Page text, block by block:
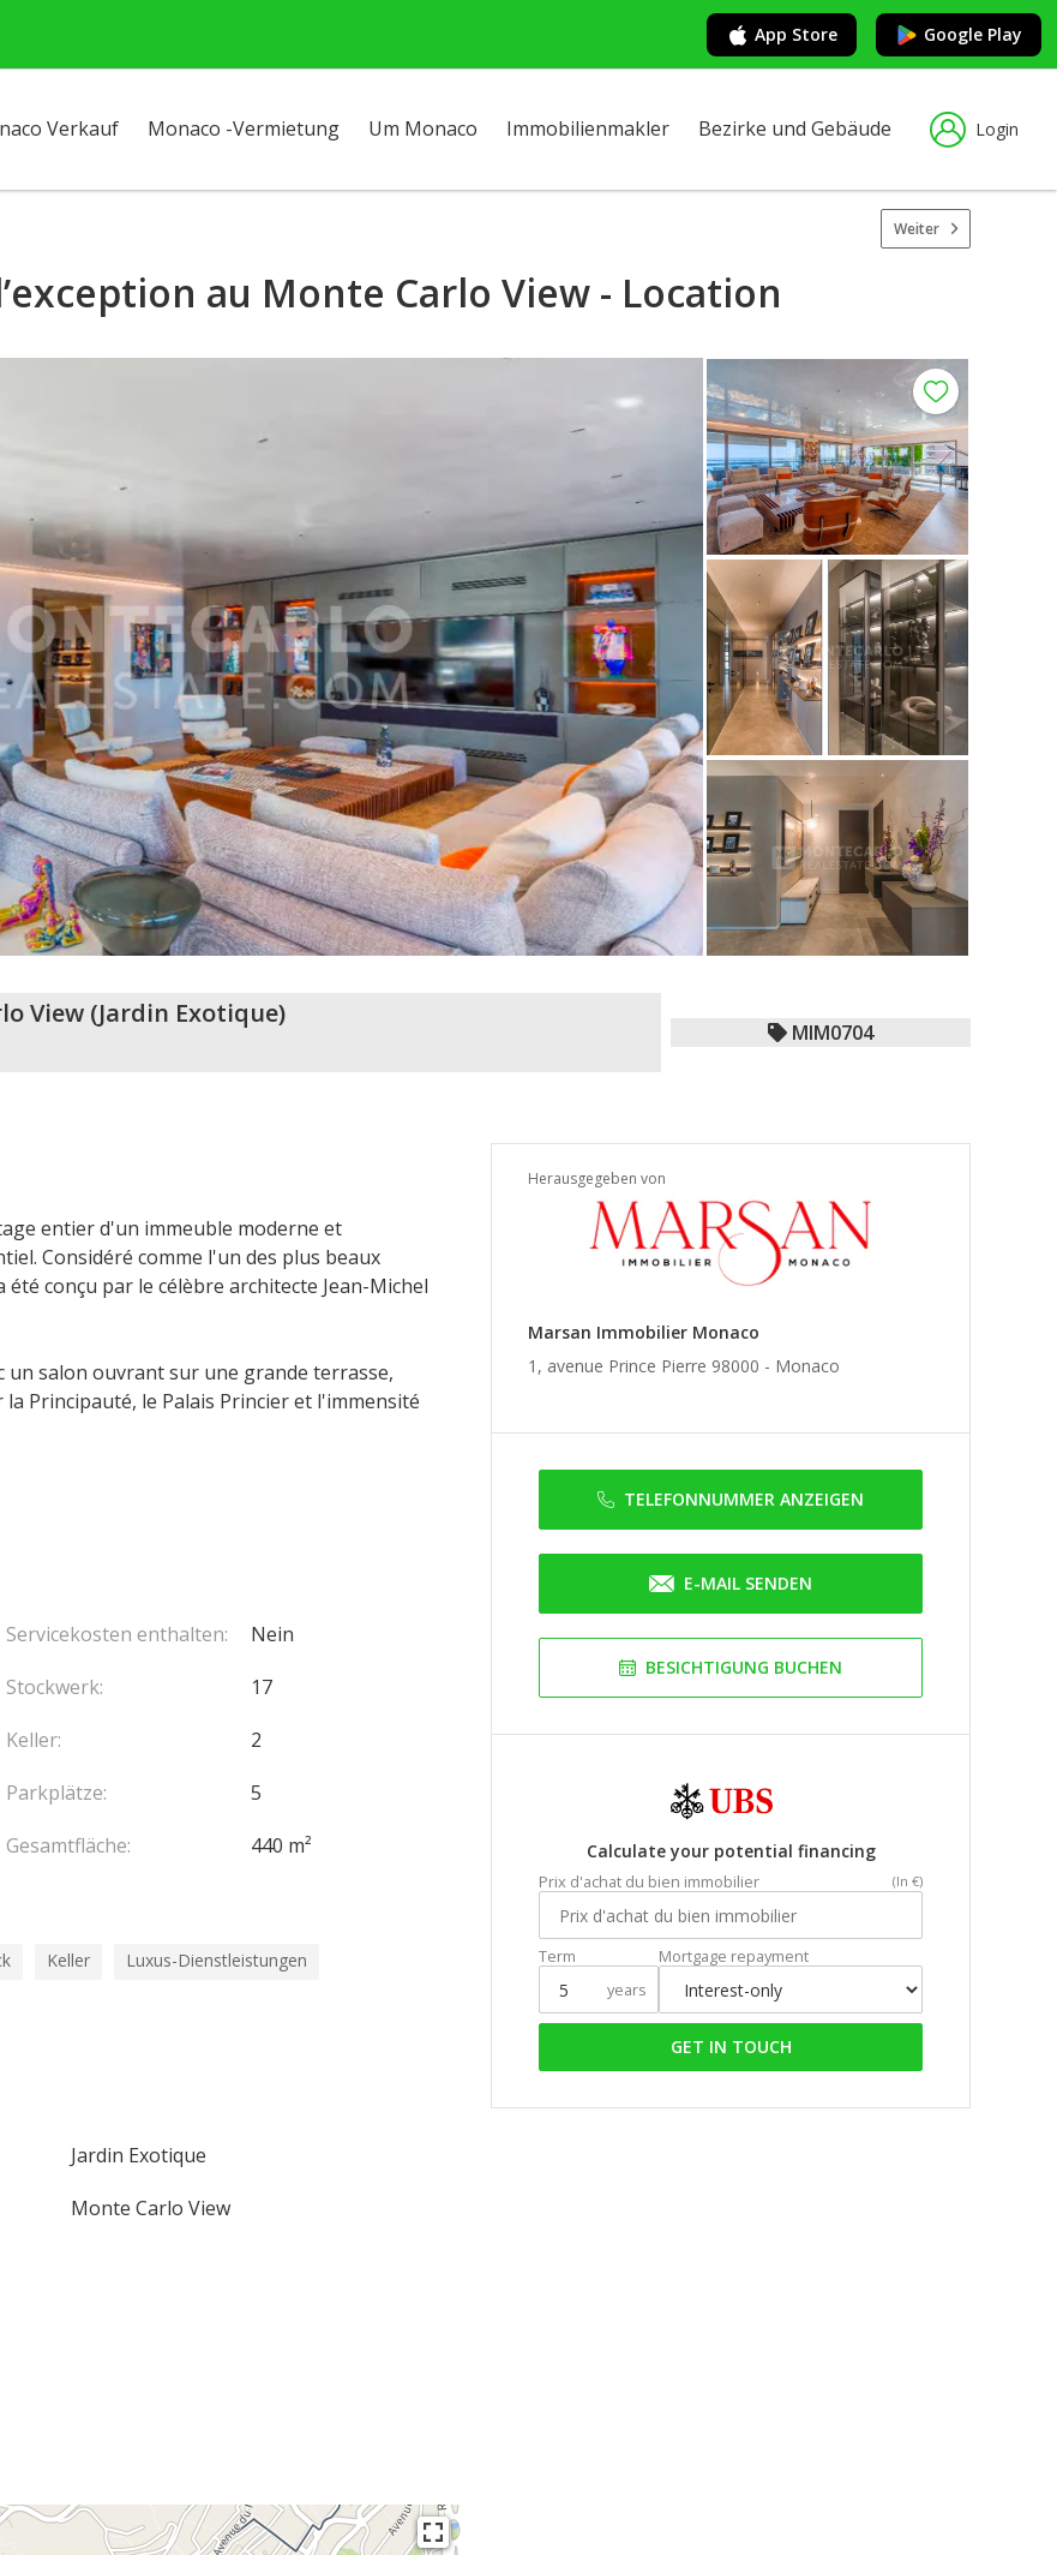
App Store Google Play
Verkauf Monaco -Vermietung Um Monaco Immobilienmakler Bezirke und Gebäude Login
Weiter
au Monte Carlo View - Location
View (Jardin Exotique)
MIM0704
Herausgegeben von
Marsan Immobilier Monaco
1, avenue Prince Pierre 98000 - Monaco
TELEFONNUMMER ANZEIGEN
E-MAIL SENDEN
BESICHTIGUNG BUCHEN
Calculate your potential financing
Prix d'achat du bien immobilier (In €)
Term
years
Mortgage repayment
GET IN TOUCH
entier d'un immeuble moderne et
Considéré comme l'un des plus beaux
conçu par le célèbre architecte Jean-Michel
un salon ouvrant sur une grande terrasse,
Principauté, le Palais Princier et l'immensité
ainsi qu'une climatisation réglable
comprend 5 chambres, chacune avec sa salle
jacuzzi.
Servicekosten enthalten:
Nein
Stockwerk:
17
Keller:
2
Parkplätze:
5
Gesamtfläche:
440 m²
Keller Luxus-Dienstleistungen
Jardin Exotique
Monte Carlo View